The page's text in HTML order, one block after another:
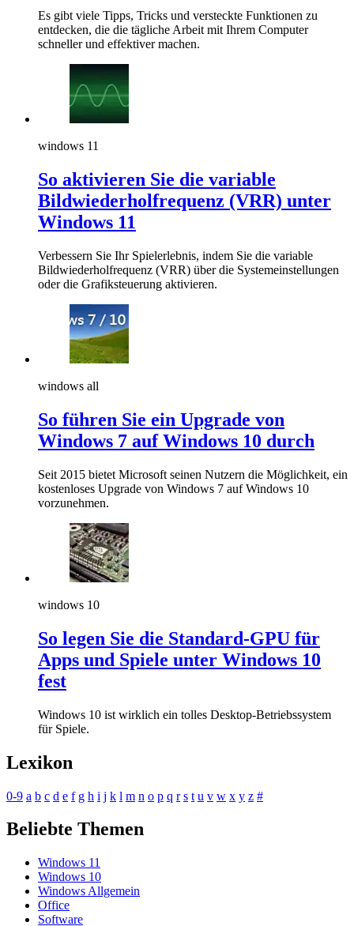
Es gibt viele Tipps, Tricks und versteckte Funktionen zu
entdecken, die die tägliche Arbeit mit Ihrem Computer
schneller und effektiver machen.
windows 11
So aktivieren Sie die variable
Bildwiederholfrequenz (VRR) unter
Windows 11
Verbessern Sie Ihr Spielerlebnis, indem Sie die variable
Bildwiederholfrequenz (VRR) über die Systemeinstellungen
oder die Grafiksteuerung aktivieren.
windows all
So führen Sie ein Upgrade von
Windows 7 auf Windows 10 durch
Seit 2015 bietet Microsoft seinen Nutzern die Möglichkeit, ein
kostenloses Upgrade von Windows 7 auf Windows 10
vorzunehmen.
windows 10
So legen Sie die Standard-GPU für
Apps und Spiele unter Windows 10
fest
Windows 10 ist wirklich ein tolles Desktop-Betriebssystem
für Spiele.
Lexikon
0-9 a b c d e f g h i j k l m n o p q r s t u v w x y z #
Beliebte Themen
Windows 11
Windows 10
Windows Allgemein
Office
Software